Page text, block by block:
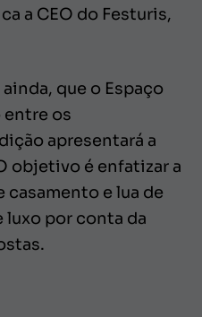
a CEO do Festuris,
que o Espaço
entre os
apresentará a
objetivo é enfatizar a
e lua de
luxo por conta da